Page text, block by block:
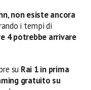
,non esiste ancora
i tempi di
4 potrebbe arrivare
su Rai 1 in prima
gratuito su